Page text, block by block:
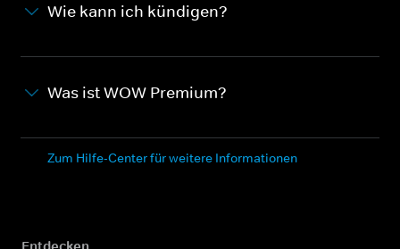
Wie kann ich kündigen?
Was ist WOW Premium?
Zum Hilfe-Center für weitere Informationen